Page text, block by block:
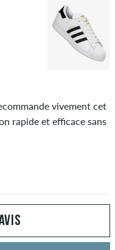
vivement cet
rapide et efficace sans